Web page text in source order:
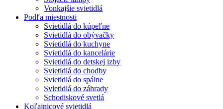
Vonkajšie svietidlá
Podľa miestnosti
Svietidlá do kúpeľne
Svietidlá do obývačky
Svietidlá do kuchyne
Svietidlá do kancelárie
Svietidlá do detskej izby
Svietidlá do chodby
Svietidlá do spálne
Svietidlá do záhrady
Schodiskové svetlá
Koľajnicové svietidlá